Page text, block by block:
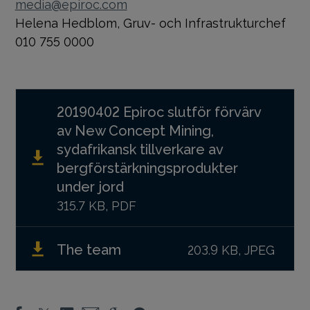
Helena Hedblom, Gruv- och Infrastrukturchef
010 755 0000
20190402 Epiroc slutför förvärv
av New Concept Mining,
sydafrikansk tillverkare av
bergförstärkningsprodukter
under jord
315.7 KB, PDF
The team 203.9 KB, JPEG